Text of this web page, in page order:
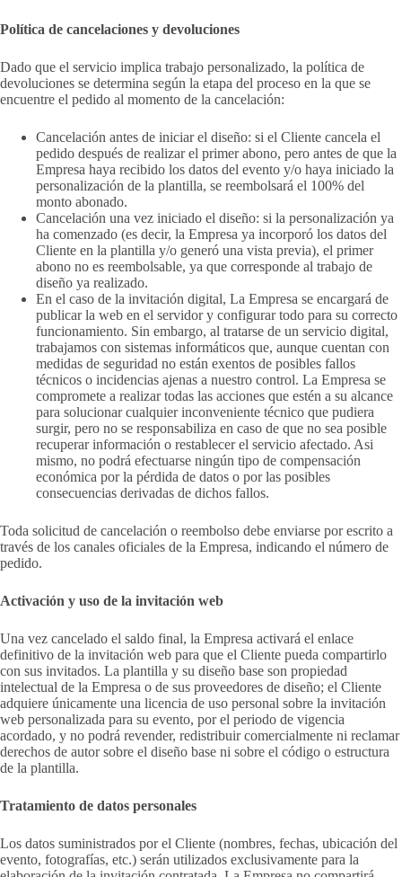
Política de cancelaciones y devoluciones
Dado que el servicio implica trabajo personalizado, la política de
devoluciones se determina según la etapa del proceso en la que se
encuentre el pedido al momento de la cancelación:
Cancelación antes de iniciar el diseño: si el Cliente cancela el
pedido después de realizar el primer abono, pero antes de que la
Empresa haya recibido los datos del evento y/o haya iniciado la
personalización de la plantilla, se reembolsará el 100% del
monto abonado.
Cancelación una vez iniciado el diseño: si la personalización ya
ha comenzado (es decir, la Empresa ya incorporó los datos del
Cliente en la plantilla y/o generó una vista previa), el primer
abono no es reembolsable, ya que corresponde al trabajo de
diseño ya realizado.
En el caso de la invitación digital, La Empresa se encargará de
publicar la web en el servidor y configurar todo para su correcto
funcionamiento. Sin embargo, al tratarse de un servicio digital,
trabajamos con sistemas informáticos que, aunque cuentan con
medidas de seguridad no están exentos de posibles fallos
técnicos o incidencias ajenas a nuestro control. La Empresa se
compromete a realizar todas las acciones que estén a su alcance
para solucionar cualquier inconveniente técnico que pudiera
surgir, pero no se responsabiliza en caso de que no sea posible
recuperar información o restablecer el servicio afectado. Asi
mismo, no podrá efectuarse ningún tipo de compensación
económica por la pérdida de datos o por las posibles
consecuencias derivadas de dichos fallos.
Toda solicitud de cancelación o reembolso debe enviarse por escrito a
través de los canales oficiales de la Empresa, indicando el número de
pedido.
Activación y uso de la invitación web
Una vez cancelado el saldo final, la Empresa activará el enlace
definitivo de la invitación web para que el Cliente pueda compartirlo
con sus invitados. La plantilla y su diseño base son propiedad
intelectual de la Empresa o de sus proveedores de diseño; el Cliente
adquiere únicamente una licencia de uso personal sobre la invitación
web personalizada para su evento, por el periodo de vigencia
acordado, y no podrá revender, redistribuir comercialmente ni reclamar
derechos de autor sobre el diseño base ni sobre el código o estructura
de la plantilla.
Tratamiento de datos personales
Los datos suministrados por el Cliente (nombres, fechas, ubicación del
evento, fotografías, etc.) serán utilizados exclusivamente para la